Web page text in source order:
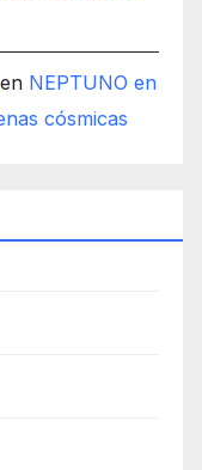
en NEPTUNO en
cósmicas